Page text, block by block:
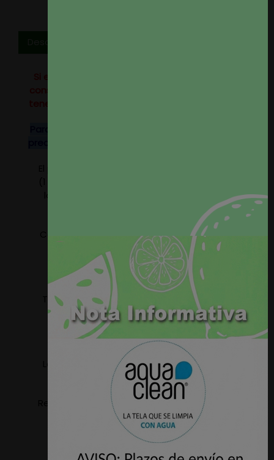
la cantidad de metros que precise, nosotros
serviremos el tejido en un único paño.
Composición: 73% Poliéster - 19% Modacrílica -
8% Algodón
Peso aprox. 420gr/m2.
Tejido apto para tapizar: Sillas, Sillones, Sofas,
Cabeceros, Paredes, etc.
Ancho: 1,40 metros.
Lavable a maquina, temperatura máxima 30º
(ciclo delicado).
Resistencia a la abrasión: 60.000 Ciclos - UNE EN
ISO 12947